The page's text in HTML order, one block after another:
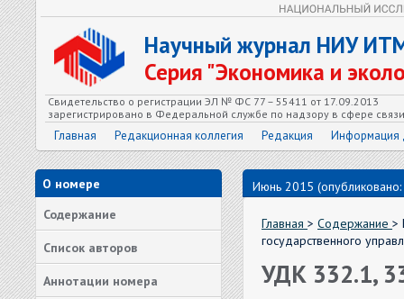
Научный журнал НИУ
Серия "Экономика и
Свидетельство о регистрации ЭЛ № ФС 77 – 55411 от 17.09.2013
зарегистрировано в Федеральной службе по надзору в сфере
Главная Редакционная коллегия Редакция Информация
О номере
Содержание
Список авторов
Аннотации номера
Июнь 2015
Главная > Содержание >
государственного
УДК 332.1,